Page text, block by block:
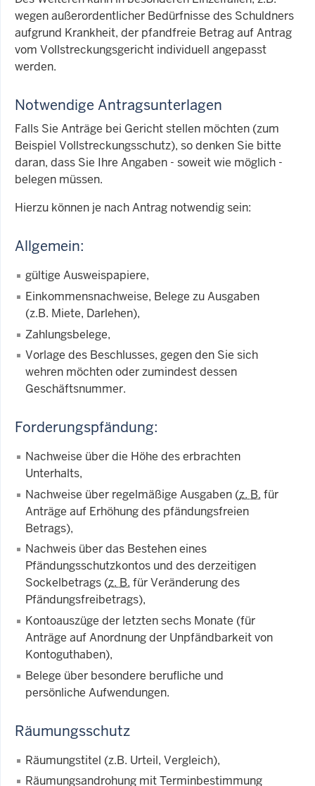
wegen außerordentlicher Bedürfnisse des Schuldners
aufgrund Krankheit, der pfandfreie Betrag auf Antrag
vom Vollstreckungsgericht individuell angepasst
werden.
Notwendige Antragsunterlagen
Falls Sie Anträge bei Gericht stellen möchten (zum
Beispiel Vollstreckungsschutz), so denken Sie bitte
daran, dass Sie Ihre Angaben - soweit wie möglich -
belegen müssen.
Hierzu können je nach Antrag notwendig sein:
Allgemein:
gültige Ausweispapiere,
Einkommensnachweise, Belege zu Ausgaben
(z.B. Miete, Darlehen),
Zahlungsbelege,
Vorlage des Beschlusses, gegen den Sie sich
wehren möchten oder zumindest dessen
Geschäftsnummer.
Forderungspfändung:
Nachweise über die Höhe des erbrachten
Unterhalts,
Nachweise über regelmäßige Ausgaben (z. B. für
Anträge auf Erhöhung des pfändungsfreien
Betrags),
Nachweis über das Bestehen eines
Pfändungsschutzkontos und des derzeitigen
Sockelbetrags (z. B. für Veränderung des
Pfändungsfreibetrags),
Kontoauszüge der letzten sechs Monate (für
Anträge auf Anordnung der Unpfändbarkeit von
Kontoguthaben),
Belege über besondere berufliche und
persönliche Aufwendungen.
Räumungsschutz
Räumungstitel (z.B. Urteil, Vergleich),
Räumungsandrohung mit Terminbestimmung